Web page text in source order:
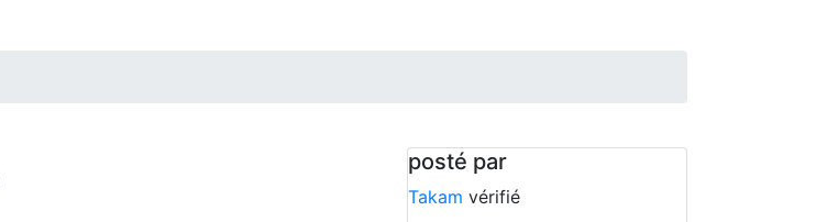
posté par
Takam vérifié